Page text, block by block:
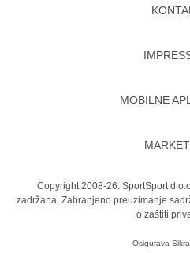
MOBILNE
Copyright 2008-26. SportSport
zadržana. Zabranjeno preuzimanje
o zaštiti
Osigurava